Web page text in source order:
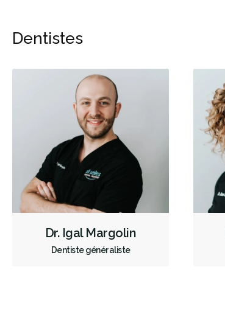
Dentistes
Dr. Igal Margolin
Dentiste généraliste